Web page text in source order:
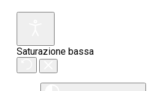
Saturazione bassa